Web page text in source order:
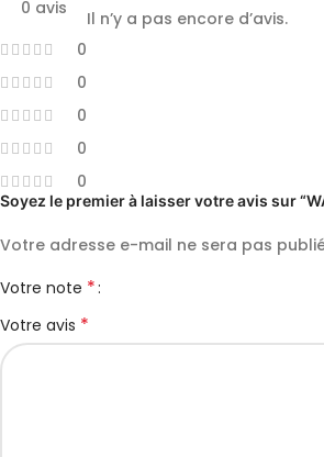
0 avis
0
0
0
0
0
Il n’y a pas encore d’avis.
Soyez le premier à laisser votre avis sur
Votre adresse e-mail ne sera pas
Votre note *
Votre avis *